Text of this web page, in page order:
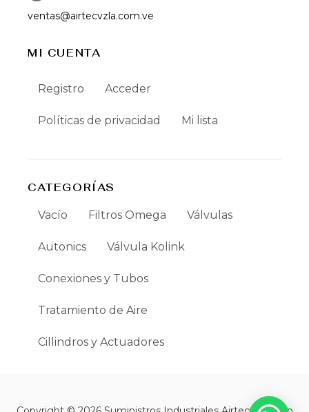
ventas@airtecvzla.com.ve
MI CUENTA
Registro Acceder
Políticas de privacidad Mi lista
CATEGORÍAS
Vacío Filtros Omega Válvulas
Autonics Válvula Kolink
Conexiones y Tubos
Tratamiento de Aire
Cillindros y Actuadores